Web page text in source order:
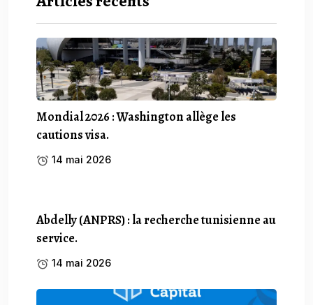
Mondial 2026 : Washington allège les
cautions visa.
14 mai 2026
Abdelly (ANPRS) : la recherche tunisienne au
service.
14 mai 2026